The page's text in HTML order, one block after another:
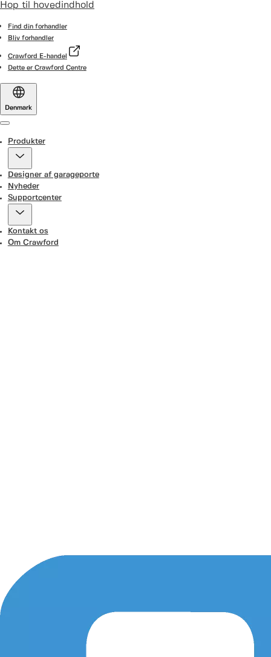
Hop til hovedindhold
Find din forhandler
Bliv forhandler
Crawford E-handel
Dette er Crawford Centre
Denmark
Produkter
Designer af garageporte
Nyheder
Supportcenter
Kontakt os
Om Crawford